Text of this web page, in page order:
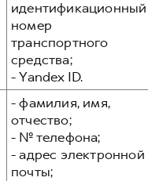
идентификационный
номер
транспортного
средства;
- Yandex ID.
- фамилия, имя,
отчество;
- № телефона;
- адрес электронной
почты;